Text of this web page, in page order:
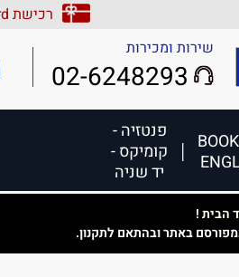
נגישות
אתר
המרכזי
רכישת Gift Card
שירות ומכירות
02-6248293
פנטזיה -
קומיקס -
יד שניה
הבית !
באתר ובהתאם לתקנון.